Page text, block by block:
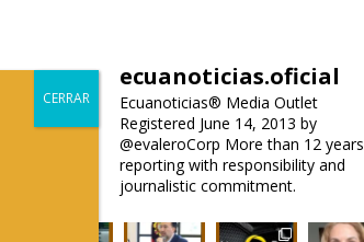
ecuanoticias.oficial
Ecuanoticias® Media Outlet
Registered June 14, 2013 by
@evaleroCorp More than 12 years
reporting with responsibility and
journalistic commitment.